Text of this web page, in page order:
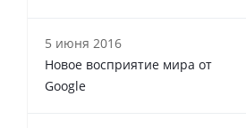
5 июня 2016
Новое восприятие мира от
Google